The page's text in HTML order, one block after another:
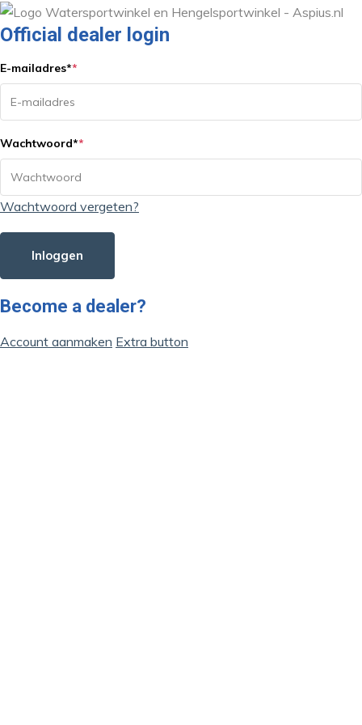
Official dealer login
E-mailadres**
Wachtwoord**
Wachtwoord vergeten?
Inloggen
Become a dealer?
Account aanmaken Extra button